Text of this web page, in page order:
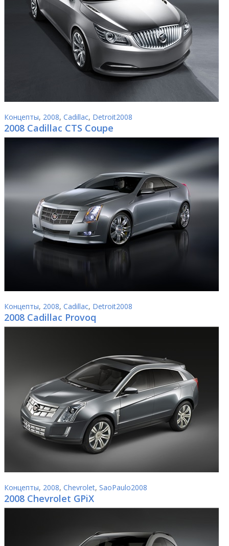
Концепты, 2008, Cadillac, Detroit2008
2008 Cadillac CTS Coupe
Концепты, 2008, Cadillac, Detroit2008
2008 Cadillac Provoq
Концепты, 2008, Chevrolet, SaoPaulo2008
2008 Chevrolet GPiX